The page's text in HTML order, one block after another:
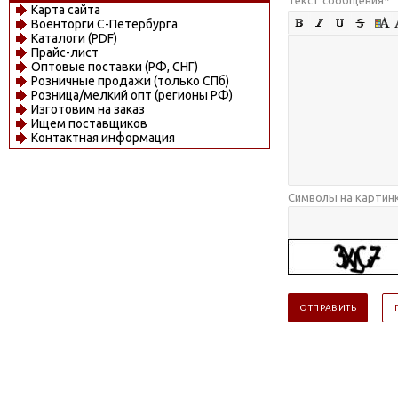
Карта сайта
Военторги С-Петербурга
Каталоги (PDF)
Прайс-лист
Оптовые поставки (РФ, СНГ)
Розничные продажи (только СПб)
Розница/мелкий опт (регионы РФ)
Изготовим на заказ
Ищем поставщиков
Контактная информация
Символы на